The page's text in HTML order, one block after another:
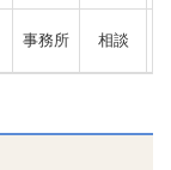
事務所 相談